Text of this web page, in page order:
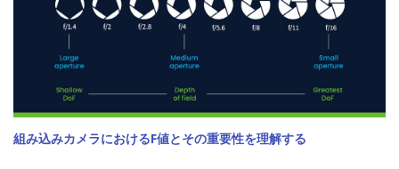
組み込みカメラにおけるF値とその重要性を理解する